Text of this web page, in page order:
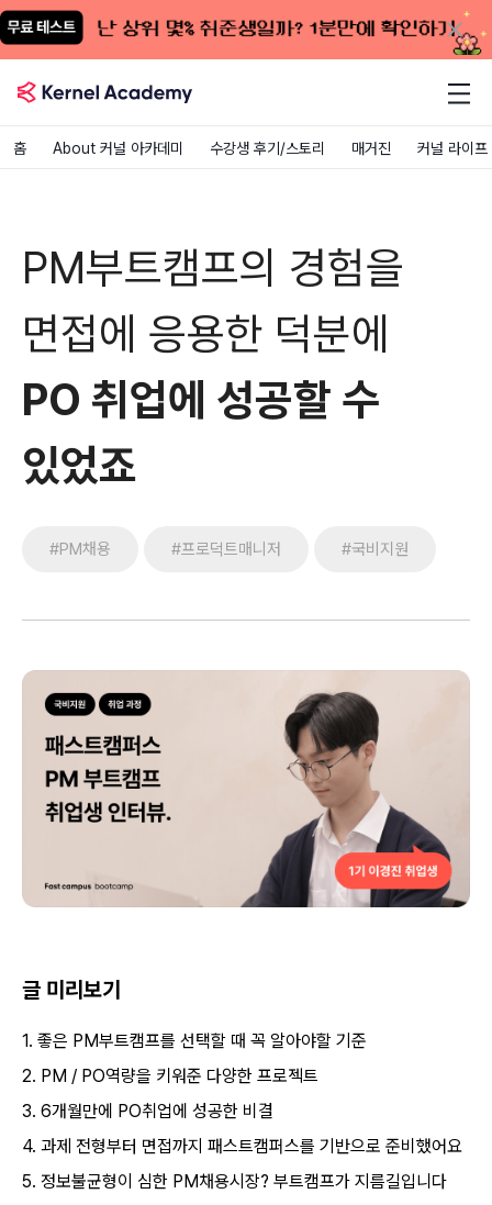
홈 About 커널 아카데미 수강생 후기/스토리 매거진 커널 라이프
PM부트캠프의 경험을
면접에 응용한 덕분에
PO 취업에 성공할 수
있었죠
#PM채용 #프로덕트매니저 #국비지원
글 미리보기
1. 좋은 PM부트캠프를 선택할 때 꼭 알아야할 기준
2. PM / PO역량을 키워준 다양한 프로젝트
3. 6개월만에 PO취업에 성공한 비결
4. 과제 전형부터 면접까지 패스트캠퍼스를 기반으로 준비했어요
5. 정보불균형이 심한 PM채용시장? 부트캠프가 지름길입니다